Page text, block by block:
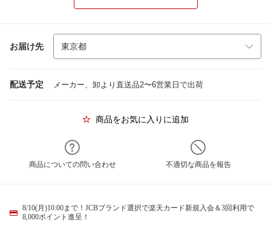
お届け先
配送予定 メーカー、卸より直送品2〜6営業日で出荷
商品をお気に入りに追加
商品についての問い合わせ 不適切な商品を報告
8/10(月)10:00まで！JCBブランド選択で楽天カード新規入会＆3回利用で
8,000ポイント進呈！